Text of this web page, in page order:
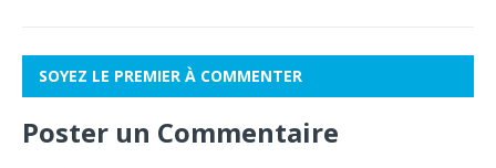
SOYEZ LE PREMIER À COMMENTER
Poster un Commentaire